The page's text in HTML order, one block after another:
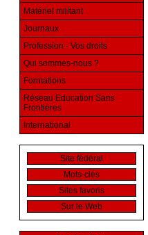
Matériel militant
Journaux
Profession - Vos droits
Qui sommes-nous ?
Formations
Réseau Education Sans
Frontières
International
Site fédéral
Mots-clés
Sites favoris
Sur le Web